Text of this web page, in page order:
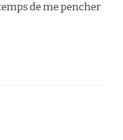
de me pencher